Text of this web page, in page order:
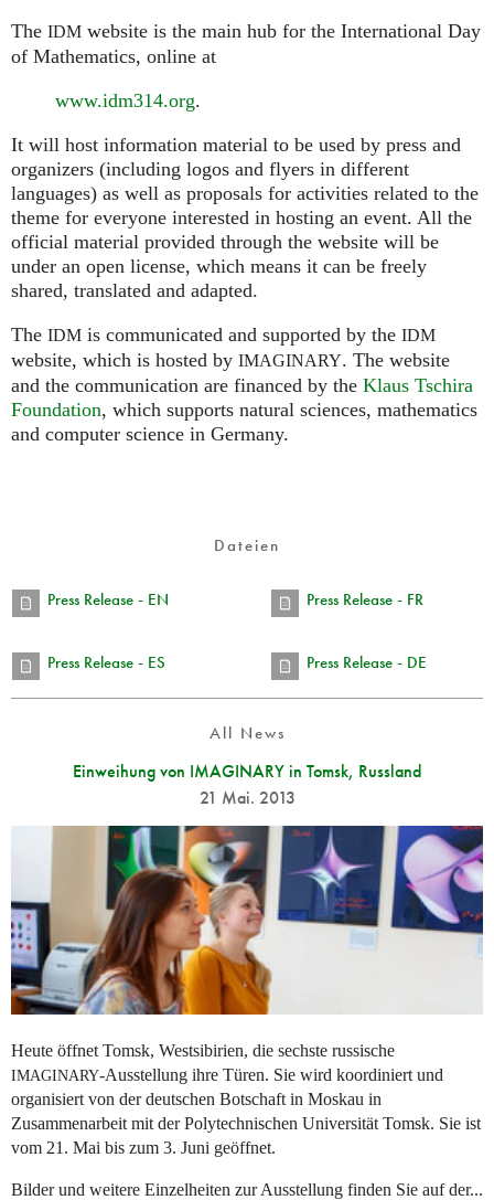
The IDM website is the main hub for the International Day
of Mathematics, online at
www.idm314.org.
It will host information material to be used by press and
organizers (including logos and flyers in different
languages) as well as proposals for activities related to the
theme for everyone interested in hosting an event. All the
official material provided through the website will be
under an open license, which means it can be freely
shared, translated and adapted.
The IDM is communicated and supported by the IDM
website, which is hosted by IMAGINARY. The website
and the communication are financed by the Klaus Tschira
Foundation, which supports natural sciences, mathematics
and computer science in Germany.
Dateien
Press Release - EN Press Release - FR
Press Release - ES Press Release - DE
All News
Einweihung von IMAGINARY in Tomsk, Russland
21 Mai. 2013
Heute öffnet Tomsk, Westsibirien, die sechste russische
IMAGINARY-Ausstellung ihre Türen. Sie wird koordiniert und
organisiert von der deutschen Botschaft in Moskau in
Zusammenarbeit mit der Polytechnischen Universität Tomsk. Sie ist
vom 21. Mai bis zum 3. Juni geöffnet.
Bilder und weitere Einzelheiten zur Ausstellung finden Sie auf der...